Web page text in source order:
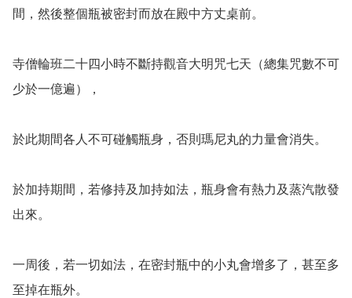
間，然後整個瓶被密封而放在殿中方丈桌前。
寺僧輪班二十四小時不斷持觀音大明咒七天（總集咒數不可
少於一億遍），
於此期間各人不可碰觸瓶身，否則瑪尼丸的力量會消失。
於加持期間，若修持及加持如法，瓶身會有熱力及蒸汽散發
出來。
一周後，若一切如法，在密封瓶中的小丸會增多了，甚至多
至掉在瓶外。